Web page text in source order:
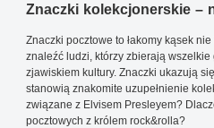
Znaczki kolekcjonerskie –
Znaczki pocztowe to łakomy kąsek
znaleźć ludzi, którzy zbierają
zjawiskiem kultury. Znaczki ukazują
stanowią znakomite uzupełnienie
związane z Elvisem Presleyem?
pocztowych z królem rock&rolla?